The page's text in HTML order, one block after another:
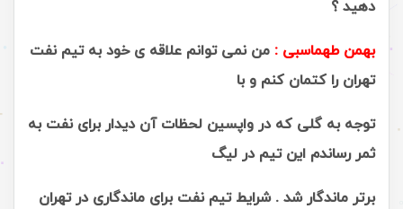
دهید ؟
بهمن طهماسبی : من نمی توانم علاقه ی خود به تیم نفت
تهران را کتمان کنم و با
توجه به گلی که در واپسین لحظات آن دیدار برای نفت به
ثمر رساندم این تیم در لیگ
برتر ماندگار شد . شرایط تیم نفت برای ماندگاری در تهران